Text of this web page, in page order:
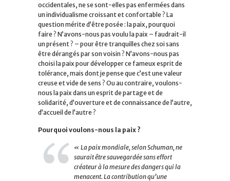
occidentales, ne se sont-elles pas enfermées dans
un individualisme croissant et confortable ? La
question mérite d’être posée : la paix, pourquoi
faire ? N’avons-nous pas voulu la paix – faudrait-il
un présent ? – pour être tranquilles chez soi sans
être dérangés par son voisin ? N’avons-nous pas
choisi la paix pour développer ce fameux esprit de
tolérance, mais dont je pense que c’est une valeur
creuse et vide de sens ? Ou au contraire, voulons-
nous la paix dans un esprit de partage et de
solidarité, d’ouverture et de connaissance de l’autre,
d’accueil de l’autre ?
Pourquoi voulons-nous la paix ?
« La paix mondiale, selon Schuman, ne
saurait être sauvegardée sans effort
créateur à la mesure des dangers qui la
menacent. La contribution qu’une